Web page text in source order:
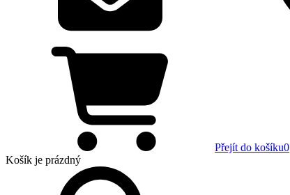
Přejít do košíku0
Košík je prázdný